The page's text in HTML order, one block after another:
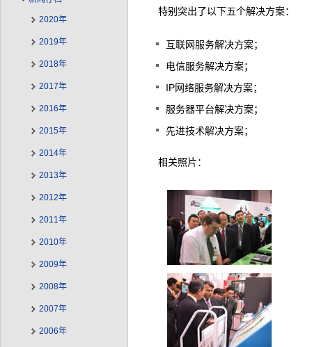
2020年
2019年
2018年
2017年
2016年
2015年
2014年
2013年
2012年
2011年
2010年
2009年
2008年
2007年
2006年
特别突出了以下五个解决方案：
互联网服务解决方案；
电信服务解决方案；
IP网络服务解决方案；
服务器平台解决方案；
先进技术解决方案；
相关照片：